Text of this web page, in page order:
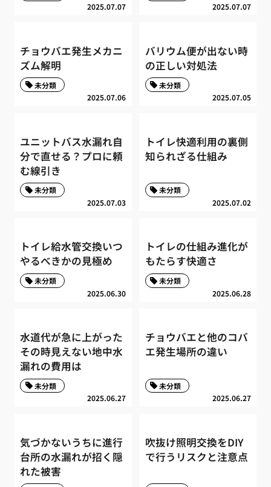
2025.07.07 2025.07.07
チョウバエ発生メカニ
ズム解明
2025.07.06
未分類
バリウム便が出ない時
の正しい対処法
2025.07.05
未分類
ユニットバス水漏れ自
分で直せる？プロに頼
む線引き
2025.07.03
未分類
トイレ快適利用の裏側
知られざる仕組み
2025.07.02
未分類
トイレ給水管交換いつ
やるべきかの見極め
2025.06.30
未分類
トイレの仕組み進化が
もたらす快適さ
2025.06.28
未分類
水道代が急に上がった
その時見えない地中水
漏れの費用は
2025.06.27
未分類
チョウバエと他のコバ
エ発生場所の違い
2025.06.27
未分類
気づかないうちに進行
台所の水漏れが招く隠
れた被害
吹抜け照明交換をDIY
で行うリスクと注意点